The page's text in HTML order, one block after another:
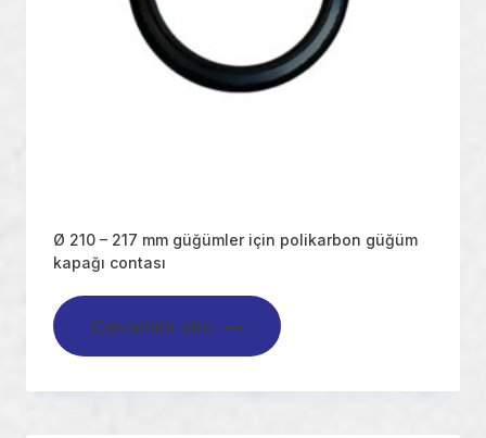
Ø 210 – 217 mm güğümler için polikarbon güğüm
kapağı contası
Devamını oku